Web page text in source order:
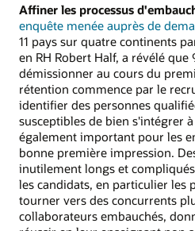
Affiner les processus
enquête menée auprès de
11 pays sur quatre continents
en RH Robert Half, a révélé que
démissionner au cours du
rétention commence par le
identifier des personnes
susceptibles de bien s'intégrer
également important pour les
bonne première impression.
inutilement longs et
les candidats, en particulier les
tourner vers des concurrents
collaborateurs embauchés,